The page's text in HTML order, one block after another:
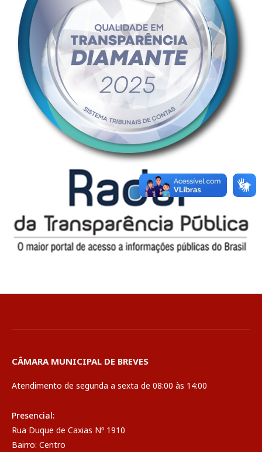
CÂMARA MUNICIPAL DE BREVES
Atendimento de segunda a sexta de 08:00 às 14:00
Presencial:
Rua Duque de Caxias Nº 1910
Bairro: Centro